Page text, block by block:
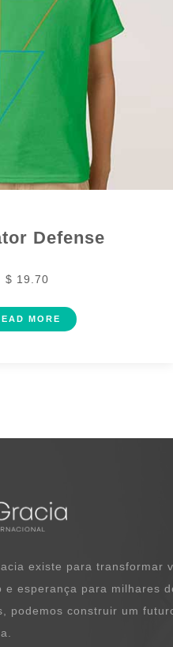
Defense
$ 19.70
MORE
existe para transformar
e esperança para milhares
podemos construir um